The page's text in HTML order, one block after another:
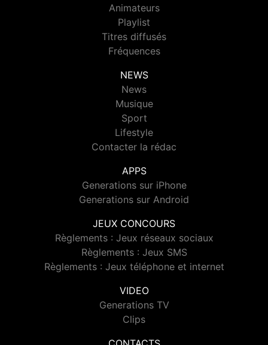
Animateurs
Playlist
Titres diffusés
Fréquences
NEWS
News
Musique
Sport
Lifestyle
Contacter la rédac
APPS
Generations sur iPhone
Generations sur Android
JEUX CONCOURS
Règlements : Jeux réseaux sociaux
Règlements : Jeux SMS
Règlements : Jeux téléphone et internet
VIDEO
Generations TV
Clips